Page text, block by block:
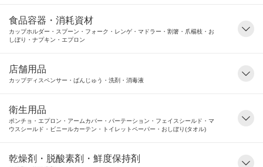
食品容器・消耗資材
カップホルダー・スプーン・フォーク・レンゲ・マドラー・割箸・爪楊枝・お
しぼり・ナプキン・エプロン
店舗用品
カップディスペンサー・ばんじゅう・洗剤・消毒液
衛生用品
ポンチョ・エプロン・アームカバー・パーテーション・フェイスシールド・マ
ウスシールド・ビニールカーテン・トイレットペーパー・おしぼり(タオル)
乾燥剤・脱酸素剤・鮮度保持剤